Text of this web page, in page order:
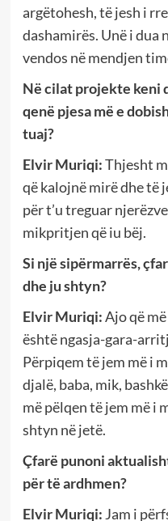
argëtohesh, të jesh i
dashamirës. Unë i dua
vendos në mendjen
Në cilat projekte keni
qenë pjesa më e
tuaj?
Elvir Muriqi:Thjesht
që kalojnë mirë dhe të
për t’u treguar
mikpritjen që iu bëj.
Si një sipërmarrës,
dhe ju shtyn?
Elvir Muriqi:Ajo që
është ngasja-gara-
Përpiqem të jem më i
djalë, baba, mik,
më pëlqen të jem më i
shtyn në jetë.
Çfarë punoni
për të ardhmen?
Elvir Muriqi: Jam i